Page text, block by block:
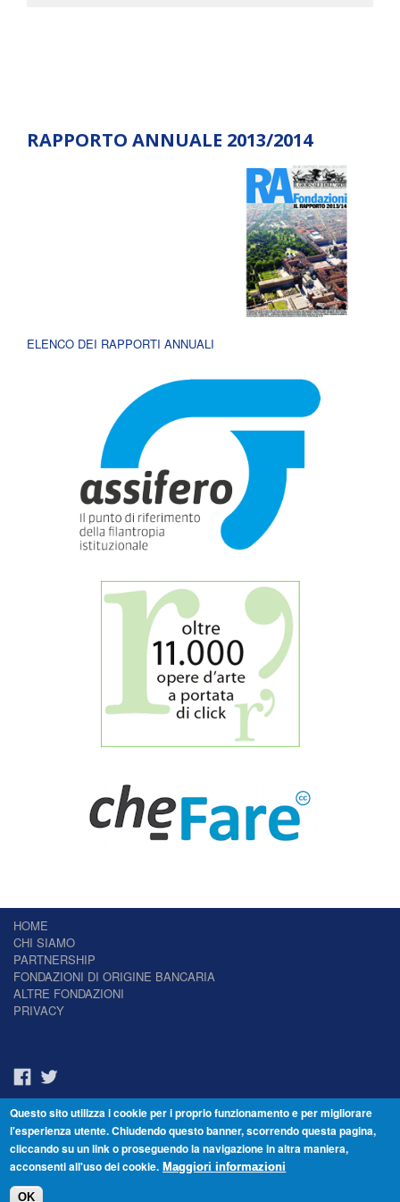
RAPPORTO ANNUALE 2013/2014
ELENCO DEI RAPPORTI ANNUALI
HOME
CHI SIAMO
PARTNERSHIP
FONDAZIONI DI ORIGINE BANCARIA
ALTRE FONDAZIONI
PRIVACY
Il Giornale delle Fondazioni - Periodico telematico
Reg. Tribunale n.7 del 22/07/2014 – ISSN 2421-2466
© Fondazione Venezia 2000 - Dorsoduro 3488/U - 30123 Venezia - Italia -
Questo sito utilizza i cookie per i proprio funzionamento e per migliorare
l'esperienza utente. Chiudendo questo banner, scorrendo questa pagina,
cliccando su un link o proseguendo la navigazione in altra maniera,
acconsenti all'uso dei cookie. Maggiori informazioni
OK